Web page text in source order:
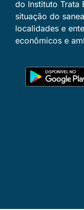
do Instituto Trata
situação do
localidades e
econômicos e